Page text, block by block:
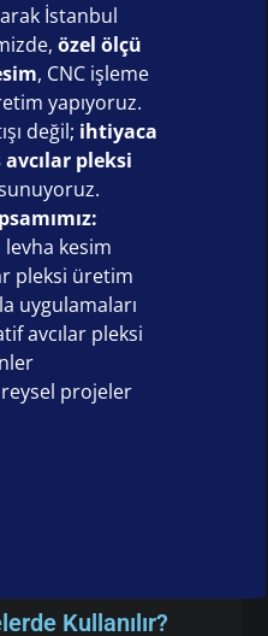
İstanbul
özel ölçü
, CNC işleme
yapıyoruz.
değil; ihtiyaca
pleksi
levha kesim
pleksi üretim
uygulamaları
avcılar pleksi
projeler